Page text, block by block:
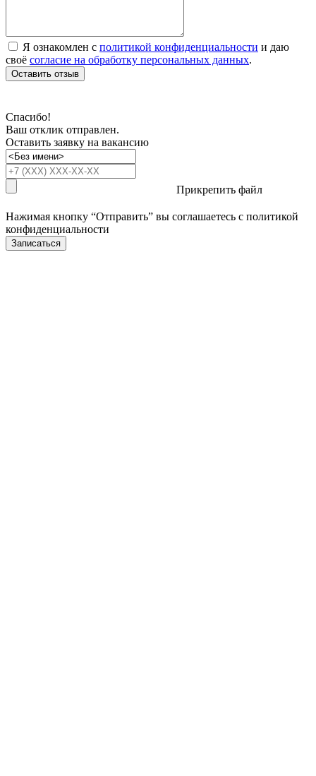
Я ознакомлен с политикой конфиденциальности и даю
своё согласие на обработку персональных данных.
Оставить отзыв
Спасибо!
Ваш отклик отправлен.
Оставить заявку на вакансию
Прикрепить файл
Нажимая кнопку “Отправить” вы соглашаетесь с политикой
конфиденциальности
Записаться